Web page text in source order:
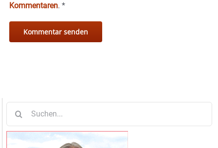
Kommentaren. *
nach: